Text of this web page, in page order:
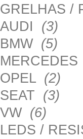
GRELHAS /
AUDI (3)
BMW (5)
MERCEDES
OPEL (2)
SEAT (3)
VW (6)
LEDS /